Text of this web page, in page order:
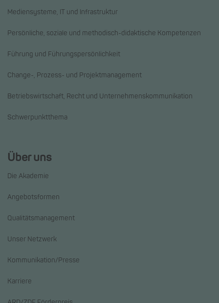
Mediensysteme, IT und Infrastruktur
Persönliche, soziale und methodisch-didaktische Kompetenzen
Führung und Führungspersönlichkeit
Change-, Prozess- und Projektmanagement
Betriebswirtschaft, Recht und Unternehmenskommunikation
Schwerpunktthema
Über uns
Die Akademie
Angebotsformen
Qualitätsmanagement
Unser Netzwerk
Kommunikation/Presse
Karriere